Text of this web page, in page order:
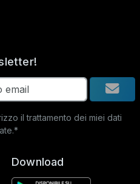
il trattamento dei miei dati
Download